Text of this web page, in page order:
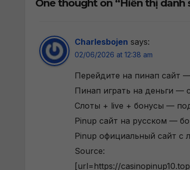
One thought on “Hiển thị danh
Charlesbojen says:
02/06/2026 at 12:38 am
Перейдите на пинап сайт
Пинап играть на деньги —
Слоты + live + бонусы —
Pinup сайт на русском —
Pinup официальный сайт с
Source:
[url=https://